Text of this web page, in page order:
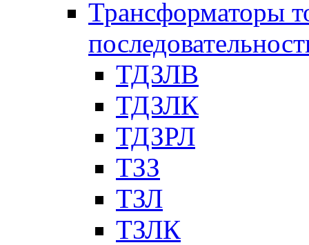
Трансформаторы
ТДЗЛВ
ТДЗЛК
ТДЗРЛ
ТЗЗ
ТЗЛ
ТЗЛК